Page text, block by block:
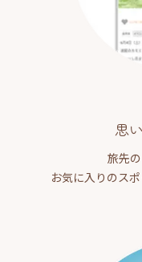
思
旅先
お気に入りのス